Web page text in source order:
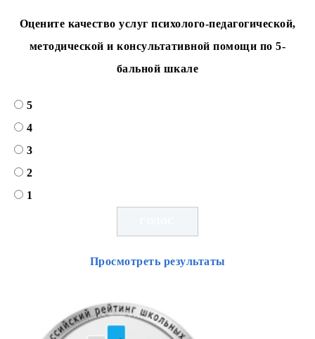
Оцените качество услуг психолого-педагогической,
методической и консультативной помощи по 5-
бальной шкале
5
4
3
2
1
Просмотреть результаты